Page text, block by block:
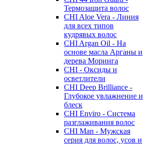
Термозащита волос
CHI Aloe Vera - Линия
для всех типов
кудрявых волос
CHI Argan Oil - На
основе масла Арганы и
дерева Моринга
CHI - Оксиды и
осветлители
CHI Deep Brilliance -
Глубокое увлажнение и
блеск
CHI Enviro - Система
разглаживания волос
CHI Man - Мужская
серия для волос, усов и